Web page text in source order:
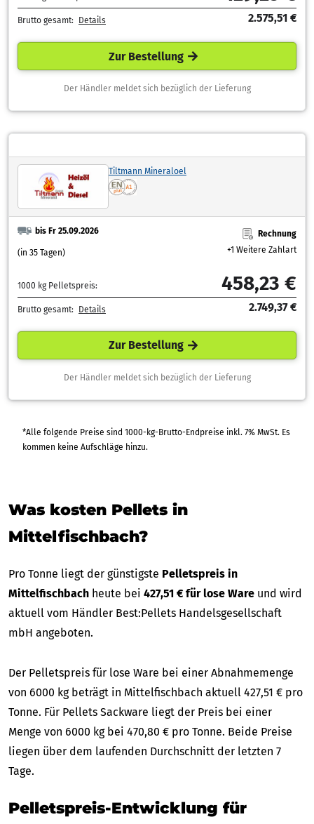
Brutto gesamt: Details 2.575,51 €
Zur Bestellung
Der Händler meldet sich bezüglich der Lieferung
Tiltmann Mineraloel
bis Fr 25.09.2026
(in 35 Tagen)
Rechnung
+1 Weitere Zahlart
1000 kg Pelletspreis: 458,23 €
Brutto gesamt: Details 2.749,37 €
Zur Bestellung
Der Händler meldet sich bezüglich der Lieferung
*Alle folgende Preise sind 1000-kg-Brutto-Endpreise inkl. 7% MwSt. Es
kommen keine Aufschläge hinzu.
Was kosten Pellets in
Mittelfischbach?
Pro Tonne liegt der günstigste Pelletspreis in
Mittelfischbach heute bei 427,51 € für lose Ware und wird
aktuell vom Händler Best:Pellets Handelsgesellschaft
mbH angeboten.
Der Pelletspreis für lose Ware bei einer Abnahmemenge
von 6000 kg beträgt in Mittelfischbach aktuell 427,51 € pro
Tonne. Für Pellets Sackware liegt der Preis bei einer
Menge von 6000 kg bei 470,80 € pro Tonne. Beide Preise
liegen über dem laufenden Durchschnitt der letzten 7
Tage.
Pelletspreis-Entwicklung für